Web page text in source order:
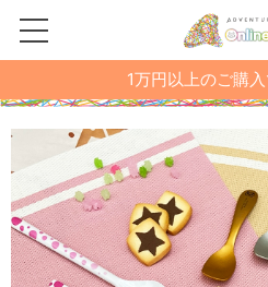
1万円以上のご購